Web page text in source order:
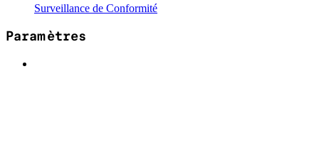
Surveillance de Conformité
Paramètres